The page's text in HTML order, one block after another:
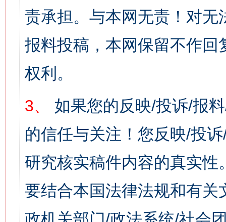
责承担。与本网无责！对
报料投稿，本网保留不作
权利。
3、
如果您的反映/投诉/报
的信任与关注！您反映/投
研究核实稿件内容的真实
要结合本国法律法规和有关